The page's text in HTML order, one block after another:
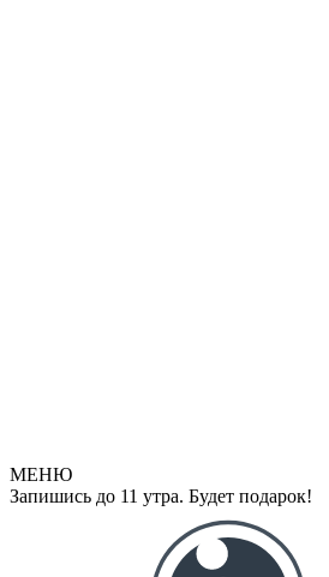
МЕНЮ
Запишись до 11 утра. Будет подарок!